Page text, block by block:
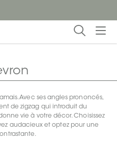
un
Avec ses angles prononcés,
de zigzag qui introduit du
vie à votre décor. Choisissez
audacieux et optez pour une